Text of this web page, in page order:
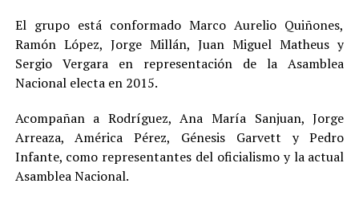
El grupo está conformado Marco Aurelio Quiñones,
Ramón López, Jorge Millán, Juan Miguel Matheus y
Sergio Vergara en representación de la Asamblea
Nacional electa en 2015.
Acompañan a Rodríguez, Ana María Sanjuan, Jorge
Arreaza, América Pérez, Génesis Garvett y Pedro
Infante, como representantes del oficialismo y la actual
Asamblea Nacional.